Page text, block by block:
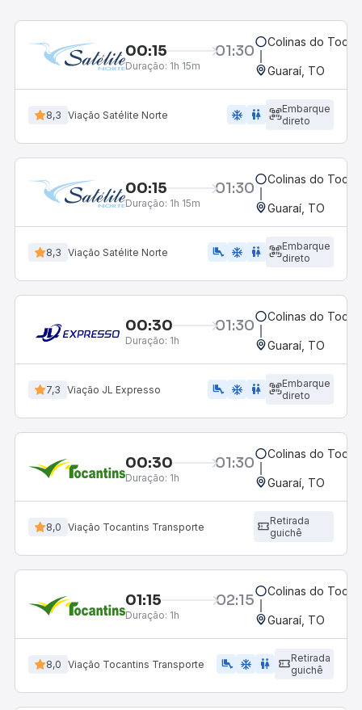
00:15 01:30
Duração: 1h 15m
Colinas do
Guaraí, TO
8,3 Viação Satélite Norte ac_unit wc
Embarque
direto
00:15 01:30
Duração: 1h 15m
Colinas do
Guaraí, TO
8,3 Viação Satélite Norte airline_seat_legroom_extra ac_unit wc
Embarque
direto
00:30 01:30
Duração: 1h
Colinas do
Guaraí, TO
7,3 Viação JL Expresso airline_seat_legroom_extra ac_unit wc
Embarque
direto
00:30 01:30
Duração: 1h
Colinas do
Guaraí, TO
8,0 Viação Tocantins Transporte
Retirada
guichê
01:15 02:15
Duração: 1h
Colinas do
Guaraí, TO
8,0 Viação Tocantins Transporte airline_seat_legroom_extra ac_unit wc
Retirada
guichê